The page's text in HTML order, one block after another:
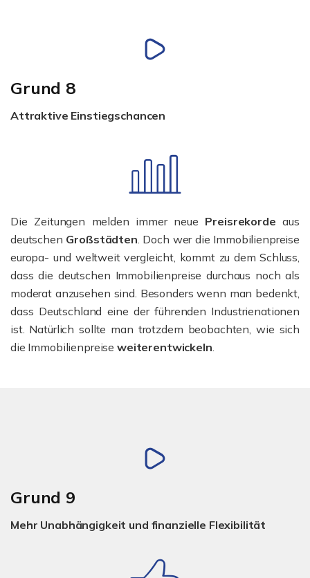
Grund 8
Attraktive Einstiegschancen
Die Zeitungen melden immer neue Preisrekordeaus
deutschen Großstädten. Doch wer die Immobilienpreise
europa- und weltweit vergleicht, kommt zu dem Schluss,
dass die deutschen Immobilienpreise durchaus noch als
moderat anzusehen sind. Besonders wenn man bedenkt,
dass Deutschland eine der führenden Industrienationen
ist. Natürlich sollte man trotzdem beobachten, wie sich
die Immobilienpreise weiterentwickeln.
Grund 9
Mehr Unabhängigkeit und finanzielle Flexibilität